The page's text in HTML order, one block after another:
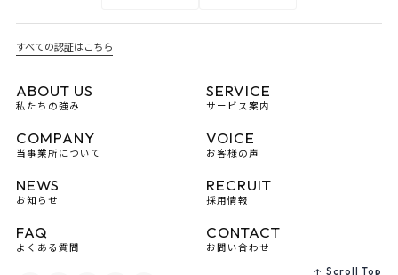
Scroll Top
すべての認証はこちら
ABOUT US
私たちの強み
SERVICE
サービス案内
COMPANY
当事業所について
VOICE
お客様の声
NEWS
お知らせ
RECRUIT
採用情報
FAQ
よくある質問
CONTACT
お問い合わせ